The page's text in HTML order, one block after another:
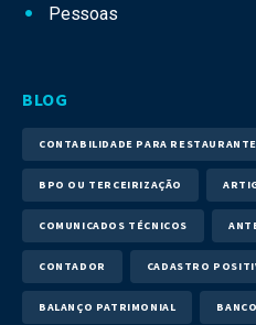
Pessoas
BLOG
CONTABILIDADE PARA
BPO OU TERCEIRIZAÇÃO
COMUNICADOS TÉCNICOS
CONTADOR CADASTRO
BALANÇO PATRIMONIAL